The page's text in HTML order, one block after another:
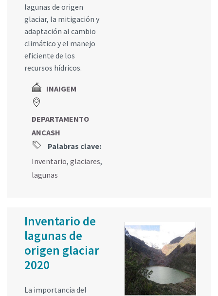
lagunas de origen
glaciar, la mitigación y
adaptación al cambio
climático y el manejo
eficiente de los
recursos hídricos.
INAIGEM
DEPARTAMENTO
ANCASH
Palabras clave:
Inventario, glaciares,
lagunas
Inventario de
lagunas de
origen glaciar
2020
La importancia del